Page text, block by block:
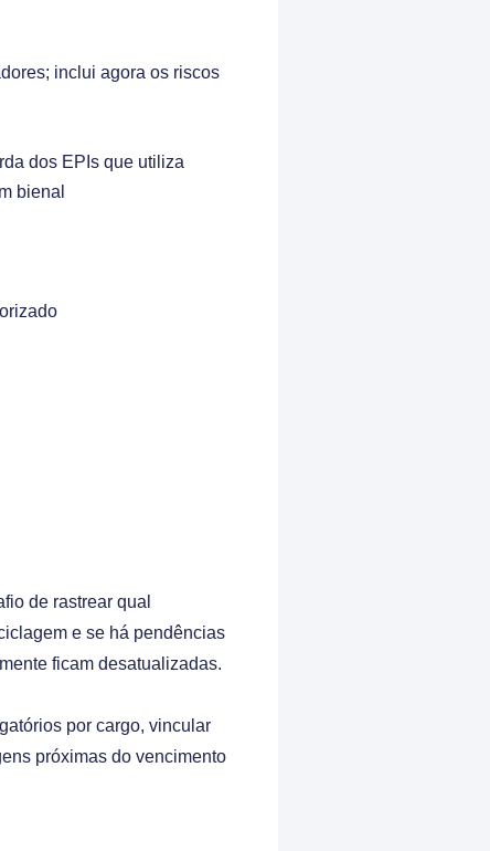
inclui agora os riscos
dos EPIs que utiliza
bienal
de rastrear qual
e se há pendências
ficam desatualizadas.
por cargo, vincular
próximas do vencimento